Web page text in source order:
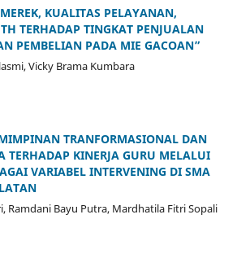
KUALITAS PELAYANAN,
TERHADAP TINGKAT PENJUALAN
PEMBELIAN PADA MIE GACOAN”
Vicky Brama Kumbara
TRANFORMASIONAL DAN
TERHADAP KINERJA GURU MELALUI
VARIABEL INTERVENING DI SMA
Ramdani Bayu Putra, Mardhatila Fitri Sopali